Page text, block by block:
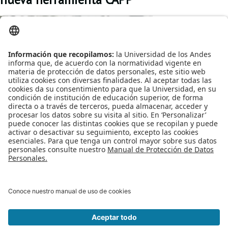
Ingeniería de Sistemas
y Computación en
conjunto con
Admisiones y Registro
y la DSIT trabajaron en
la implementación del
CAPP (Evaluación de
Grado) ISIS.
Publicado en Noticias
Etiquetado bajo
Proyecto de grado
Retiro voluntario
Transferencia
Tarifas
Grado